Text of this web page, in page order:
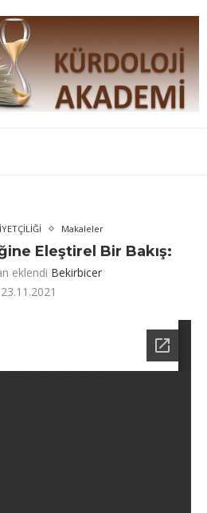
Makaleler
Eleştirel Bir Bakış:
eklendi Bekirbicer
23.11.2021